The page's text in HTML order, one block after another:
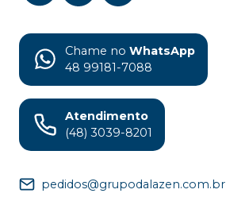
Chame no WhatsApp
48 99181-7088
Atendimento
(48) 3039-8201
pedidos@grupodalazen.com.br